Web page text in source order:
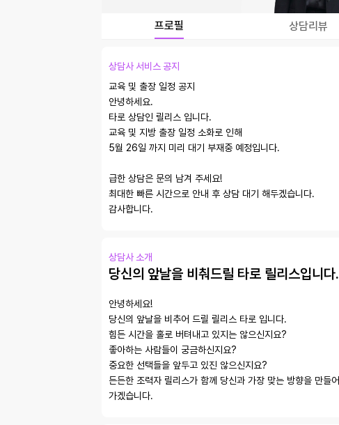
프로필 상담리뷰
상담사 서비스 공지
교육 및 출장 일정 공지
안녕하세요.
타로 상담인 릴리스 입니다.
교육 및 지방 출장 일정 소화로 인해
5월 26일 까지 미리 대기 부재중 예정입니다.
급한 상담은 문의 남겨 주세요!
최대한 빠른 시간으로 안내 후 상담 대기 해두겠습니다.
감사합니다.
상담사 소개
당신의 앞날을 비춰드릴 타로 릴리스입니다.
안녕하세요!
당신의 앞날을 비추어 드릴 릴리스 타로 입니다.
힘든 시간을 홀로 버텨내고 있지는 않으신지요?
좋아하는 사람들이 궁금하신지요?
중요한 선택들을 앞두고 있진 않으신지요?
든든한 조력자 릴리스가 함께 당신과 가장 맞는 방향을 만들어
가겠습니다.